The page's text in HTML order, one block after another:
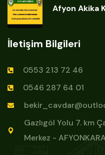
Afyon Akika
İletişim Bilgileri
0553 213 72 46
0546 287 64 01
Gazlıgöl Yolu 7. km
Merkez -